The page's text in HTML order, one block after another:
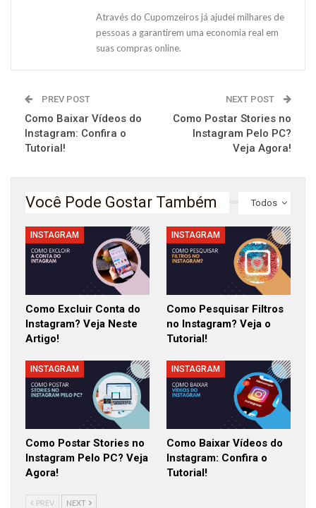
Através do Cupomzeiros já ajudei milhares de
pessoas a garantirem uma economia real em
suas compras online.
PREV POST
Como Baixar Vídeos do
Instagram: Confira o
Tutorial!
NEXT POST
Como Postar Stories no
Instagram Pelo PC?
Veja Agora!
Todos
Você Pode Gostar Também
INSTAGRAM
Como Excluir Conta do
Instagram? Veja Neste
Artigo!
INSTAGRAM
Como Pesquisar Filtros
no Instagram? Veja o
Tutorial!
INSTAGRAM
Como Postar Stories no
Instagram Pelo PC? Veja
Agora!
INSTAGRAM
Como Baixar Vídeos do
Instagram: Confira o
Tutorial!
PREV NEXT